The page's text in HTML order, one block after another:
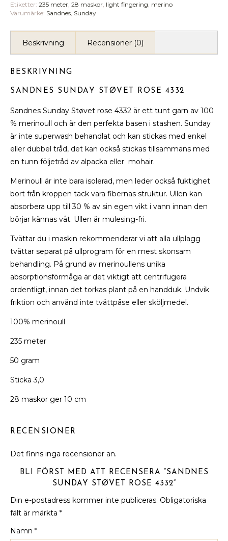
Etiketter: 235 meter, 28 maskor, light fingering, merino
Varumärke: Sandnes, Sunday
Beskrivning Recensioner (0)
BESKRIVNING
SANDNES SUNDAY STØVET ROSE 4332
Sandnes Sunday Støvet rose 4332 är ett tunt garn av 100
% merinoull och är den perfekta basen i stashen. Sunday
är inte superwash behandlat och kan stickas med enkel
eller dubbel tråd, det kan också stickas tillsammans med
en tunn följetråd av alpacka eller mohair.
Merinoull är inte bara isolerad, men leder också fuktighet
bort från kroppen tack vara fibernas struktur. Ullen kan
absorbera upp till 30 % av sin egen vikt i vann innan den
börjar kännas våt. Ullen är mulesing-fri.
Tvättar du i maskin rekommenderar vi att alla ullplagg
tvättar separat på ullprogram för en mest skonsam
behandling. På grund av merinoullens unika
absorptionsförmåga är det viktigt att centrifugera
ordentligt, innan det torkas plant på en handduk. Undvik
friktion och använd inte tvättpåse eller sköljmedel.
100% merinoull
235 meter
50 gram
Sticka 3,0
28 maskor ger 10 cm
RECENSIONER
Det finns inga recensioner än.
BLI FÖRST MED ATT RECENSERA ”SANDNES
SUNDAY STØVET ROSE 4332”
Din e-postadress kommer inte publiceras. Obligatoriska
fält är märkta *
Namn *